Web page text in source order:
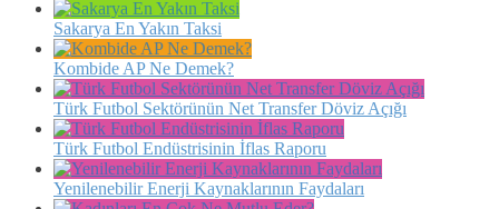
Sakarya En Yakın Taksi
Kombide AP Ne Demek?
Türk Futbol Sektörünün Net Transfer Döviz Açığı
Türk Futbol Endüstrisinin İflas Raporu
Yenilenebilir Enerji Kaynaklarının Faydaları